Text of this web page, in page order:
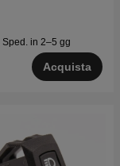
Sped. in 2–5 gg
Acquista